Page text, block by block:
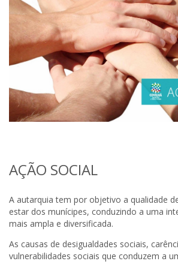
AÇÃO SOCIAL
A autarquia tem por objetivo a qualidade
estar dos munícipes, conduzindo a uma
mais ampla e diversificada.
As causas de desigualdades sociais,
vulnerabilidades sociais que conduzem a